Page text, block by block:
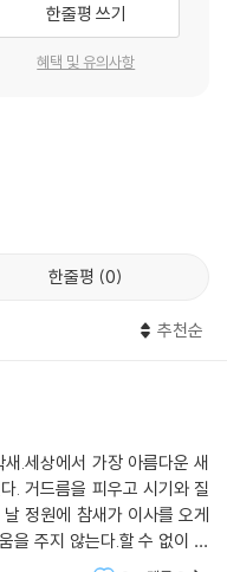
부는 아니라는 이치를 일깨
겨울나무도 보이는 대로가 전
고
기게 해요
작은 공동체의 가치와 연결
이 필요한 참새와 외면하는
면 어떻게 해야 할지 얘기하
가는 “그림책은 어린 시절이
”이라고 첫 어린이책 작업의
을 자세히 본 다음에 쌍안경
관찰하고 새집 만들기 같은
입니다. 이런 독후 활동을 통
한줄평 쓰기
혜택 및 유의사항
한줄평 0
추천순
.세상에서 가장 아름다운 새
. 거드름을 피우고 시기와 질
정원에 참새가 이사를 오게
을 주지 않는다.할 수 없이 참
를 헤쳐나가 마침내 기적같